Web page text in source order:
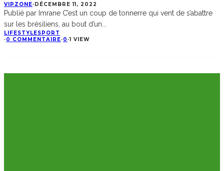
VIPZONE·DÉCEMBRE 11, 2022
Publié par Imrane C’est un coup de tonnerre qui vent de s’abattre
sur les brésiliens, au bout d’un
LIFESTYLESPORT
·0 COMMENTAIRE·0 ·1 VIEW